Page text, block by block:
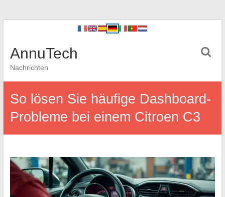
AnnuTech
Nachrichten
So lösen Sie häufige Dashboard-
Probleme bei einem Citroen C3